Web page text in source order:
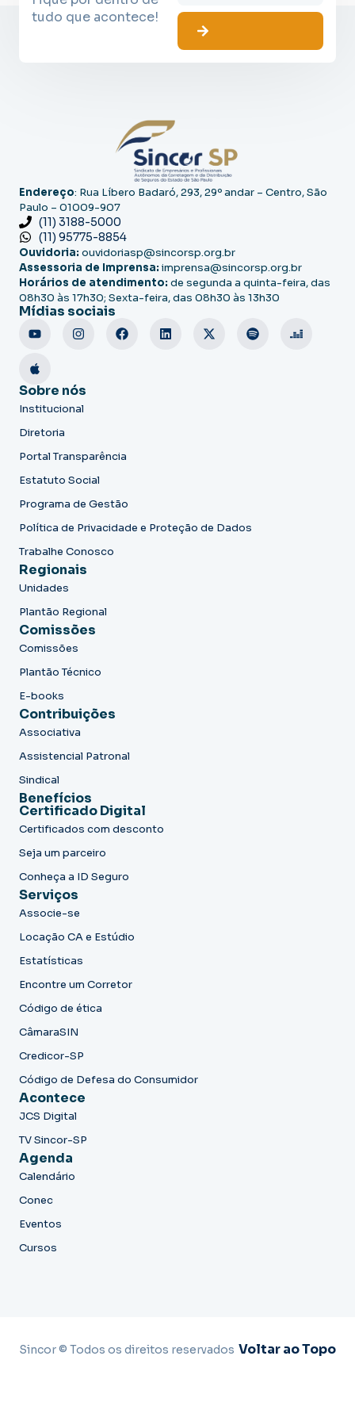
tudo que acontece!
Endereço: Rua Líbero Badaró, 293, 29º andar – Centro, São
Paulo – 01009-907
(11) 3188-5000
(11) 95775-8854
Ouvidoria: ouvidoriasp@sincorsp.org.br
Assessoria de Imprensa: imprensa@sincorsp.org.br
Horários de atendimento: de segunda a quinta-feira, das
08h30 às 17h30; Sexta-feira, das 08h30 às 13h30
Mídias sociais
Sobre nós
Institucional
Diretoria
Portal Transparência
Estatuto Social
Programa de Gestão
Política de Privacidade e Proteção de Dados
Trabalhe Conosco
Regionais
Unidades
Plantão Regional
Comissões
Comissões
Plantão Técnico
E-books
Contribuições
Associativa
Assistencial Patronal
Sindical
Benefícios
Certificado Digital
Certificados com desconto
Seja um parceiro
Conheça a ID Seguro
Serviços
Associe-se
Locação CA e Estúdio
Estatísticas
Encontre um Corretor
Código de ética
CâmaraSIN
Credicor-SP
Código de Defesa do Consumidor
Acontece
JCS Digital
TV Sincor-SP
Agenda
Calendário
Conec
Eventos
Cursos
Sincor © Todos os direitos reservados Voltar ao Topo